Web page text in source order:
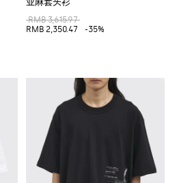
RMB 3,615.97
RMB 2,350.47
-35%